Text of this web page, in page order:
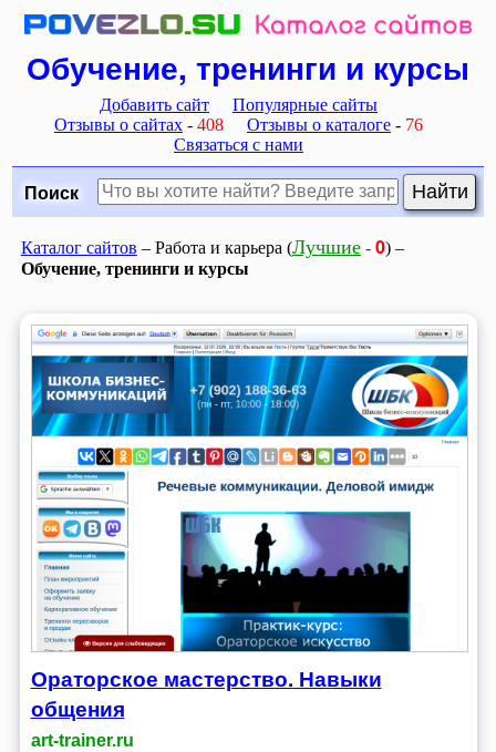
Обучение, тренинги и курсы
Добавить сайт
Популярные сайты
Отзывы о сайтах - 408 Отзывы о каталоге - 76
Связаться с нами
Поиск
Каталог сайтов – Работа и карьера (Лучшие - 0) –
Обучение, тренинги и курсы
Ораторское мастерство. Навыки
общения
art-trainer.ru